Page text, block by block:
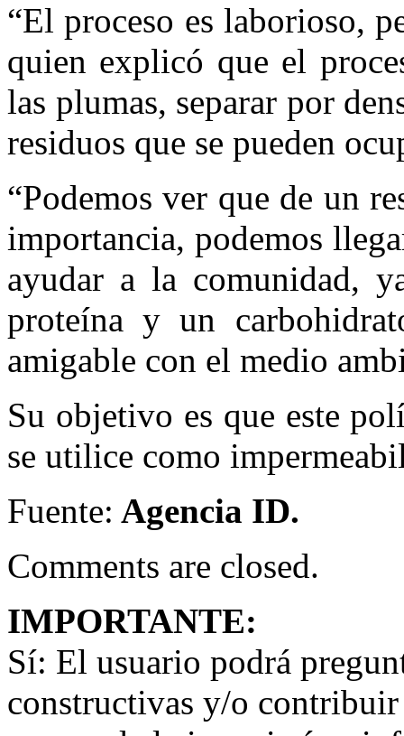
“El proceso es laborioso,
quien explicó que el
las plumas, separar por
residuos que se pueden
“Podemos ver que de un
importancia, podemos
ayudar a la comunidad,
proteína y un
amigable con el medio
Su objetivo es que este
se utilice como
Fuente: Agencia ID.
Comments are closed.
IMPORTANTE:
Sí: El usuario podrá
constructivas y/o